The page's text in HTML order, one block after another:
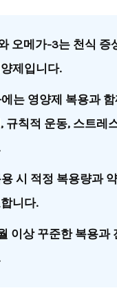
오메가-3는 천식 증
제입니다.
는 영양제 복용과 함
규칙적 운동, 스트레
시 적정 복용량과
니다.
이상 꾸준한 복용과